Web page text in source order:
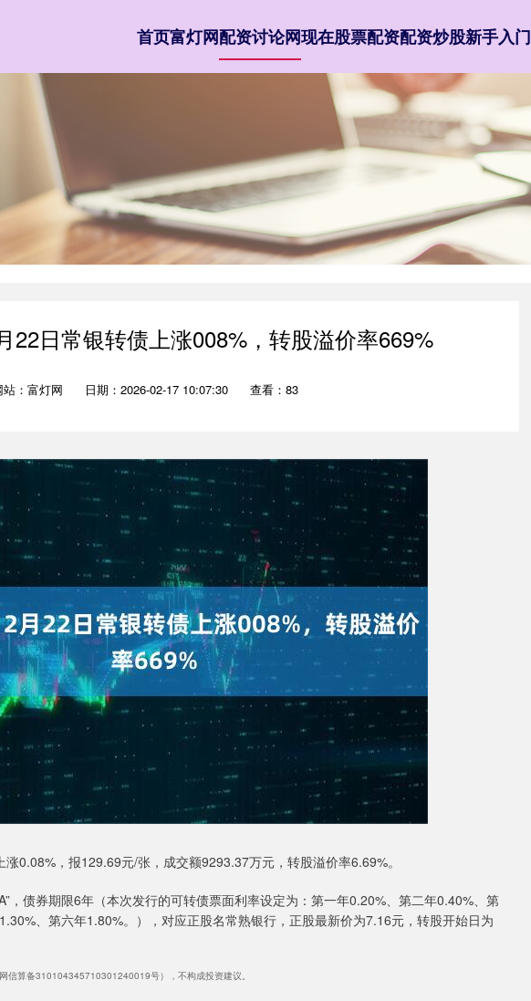
首页富灯网配资讨论网现在股票配资配资炒股新手入门
22日常银转债上涨008%，转股溢价率669%
站：富灯网 日期：2026-02-17 10:07:30 查看：83
0.08%，报129.69元/张，成交额9293.37万元，转股溢价率6.69%。
，债券期限6年（本次发行的可转债票面利率设定为：第一年0.20%、第二年0.40%、第
、第六年1.80%。），对应正股名常熟银行，正股最新价为7.16元，转股开始日为
信算备310104345710301240019号），不构成投资建议。
39.68 深证成指 14311.01 200.89